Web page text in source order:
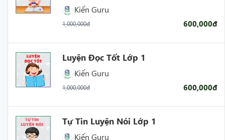
Kiến Guru
1,000,000đ 600,000đ
Luyện Đọc Tốt Lớp 1
Kiến Guru
1,000,000đ 600,000đ
Tự Tin Luyện Nói Lớp 1
Kiến Guru